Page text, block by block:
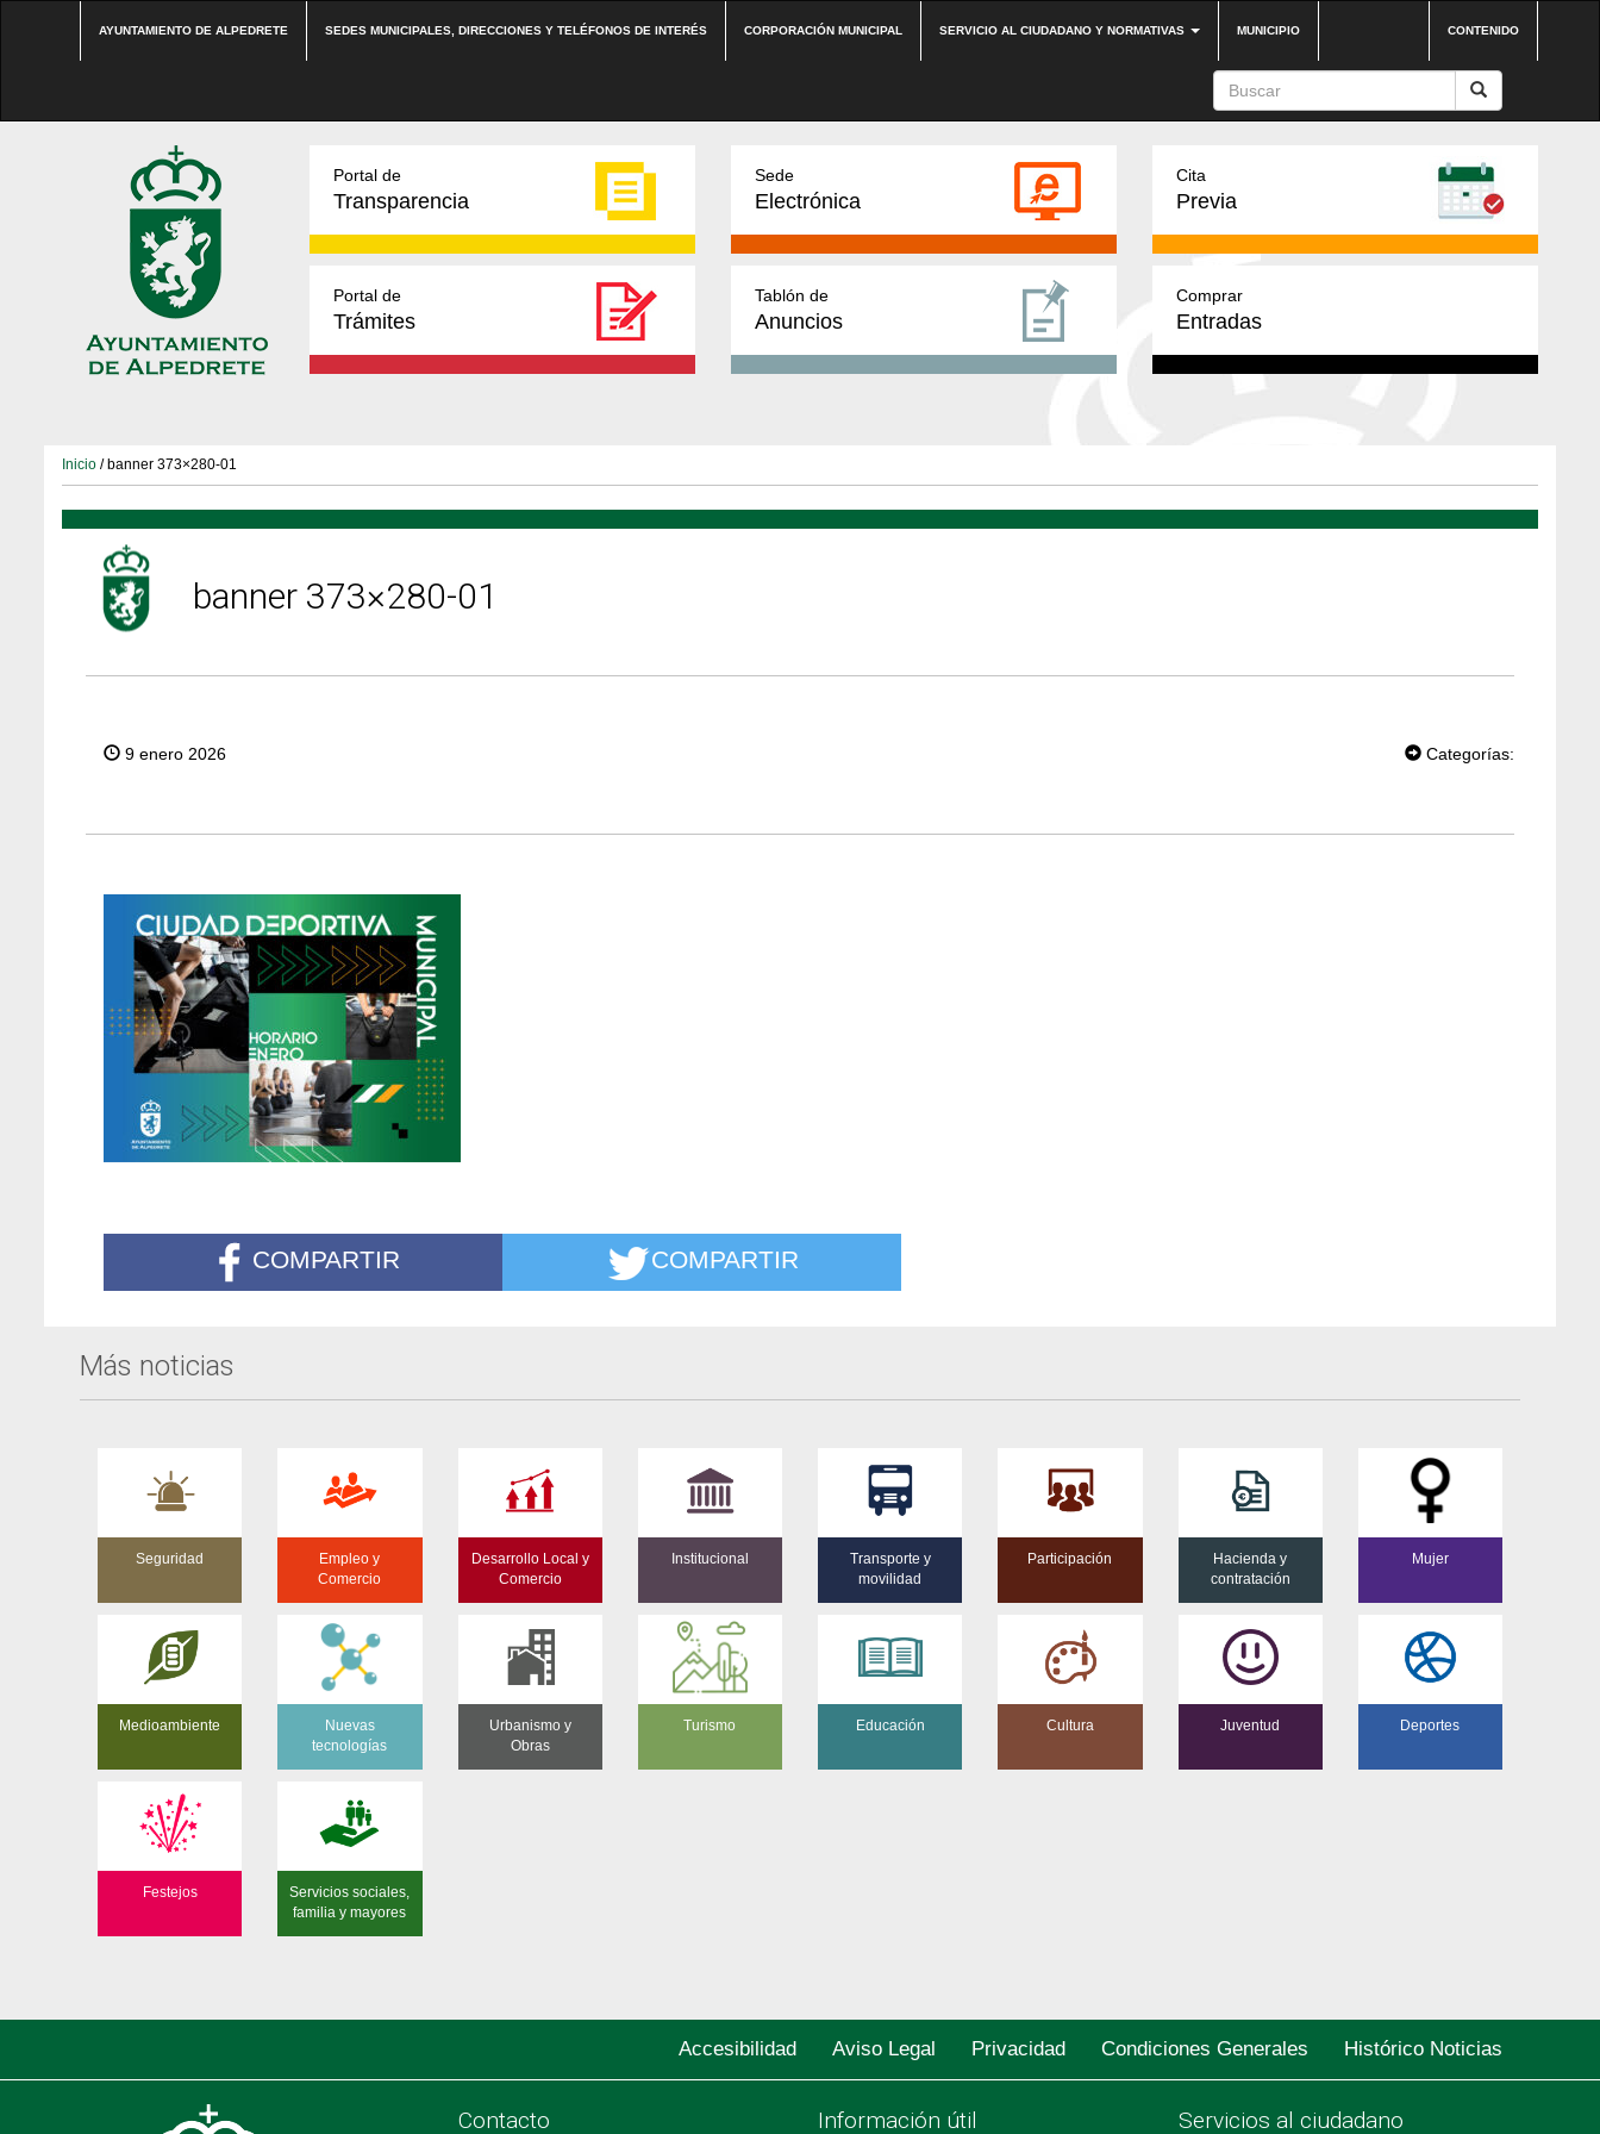
AYUNTAMIENTO DE ALPEDRETE SEDES MUNICIPALES, DIRECCIONES Y TELÉFONOS DE INTERÉS CORPORACIÓN MUNICIPAL SERVICIO AL CIUDADANO Y NORMATIVAS MUNICIPIO CONTENIDO
Portal de
Transparencia
Sede
Electrónica
Cita
Previa
Portal de
Trámites
Tablón de
Anuncios
Comprar
Entradas
Inicio / banner 373×280-01
banner 373×280-01
9 enero 2026 Categorías:
COMPARTIR COMPARTIR
Más noticias
Seguridad
Empleo y
Comercio
Desarrollo Local y
Comercio
Institucional
Transporte y
movilidad
Participación
Hacienda y
contratación
Mujer
Medioambiente
Nuevas
tecnologías
Urbanismo y
Obras
Turismo Educación Cultura Juventud Deportes
Festejos
Servicios sociales,
familia y mayores
Accesibilidad Aviso Legal Privacidad Condiciones Generales Histórico Noticias
Contacto Información útil Servicios al ciudadano